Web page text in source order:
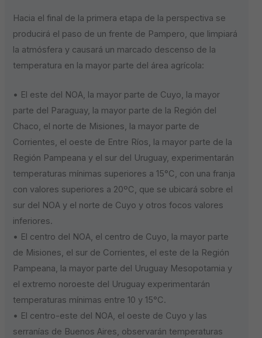
Hacia el final de la primera etapa de la perspectiva se
producirá el paso de un frente de Pampero, que limpiará
la atmósfera y causará un marcado descenso de la
temperatura en la mayor parte del área agrícola:
• El este del NOA, la mayor parte de Cuyo, la mayor
parte del Paraguay, la mayor parte de la Región del
Chaco, el norte de Misiones, la mayor parte de
Corrientes, el oeste de Entre Ríos, la mayor parte de la
Región Pampeana y el sur del Uruguay, experimentarán
temperaturas mínimas superiores a 15°C, con una franja
con valores superiores a 20ºC, que se ubicará sobre el
sur del NOA y el norte de Cuyo y otros focos valores
inferiores.
• El centro del NOA, el centro de Cuyo, la mayor parte
de Misiones, el sur de Corrientes, el este de la Región
Pampeana, la mayor parte del Uruguay Mesopotamia y
el extremo noroeste del Uruguay experimentarán
temperaturas mínimas entre 10 y 15°C.
• El centro-este del NOA, el oeste de Cuyo y las
serranías de Buenos Aires, observarán temperaturas